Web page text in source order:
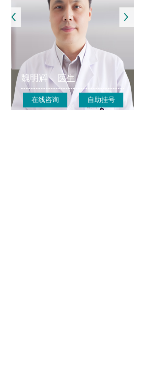
魏明辉 医生
在线咨询 自助挂号